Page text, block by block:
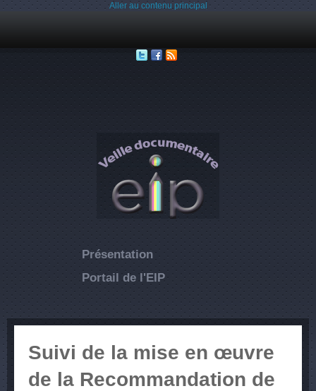
Aller au contenu principal
Présentation
Portail de l'EIP
Suivi de la mise en œuvre
de la Recommandation de